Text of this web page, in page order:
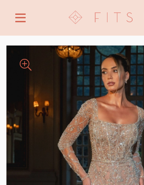
CRIAR NOVA CONTA